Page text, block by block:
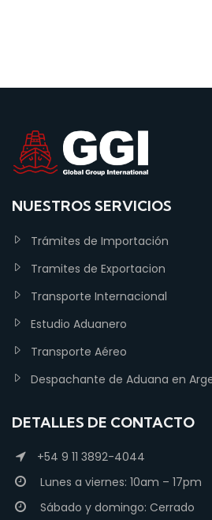
NUESTROS SERVICIOS
Trámites de Importación
Tramites de Exportacion
Transporte Internacional
Estudio Aduanero
Transporte Aéreo
Despachante de Aduana en
DETALLES DE CONTACTO
+54 9 11 3892-4044
Lunes a viernes: 10am – 17pm
Sábado y domingo: Cerrado